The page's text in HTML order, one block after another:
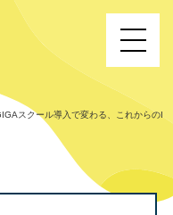
スクール導入で変わる、これからのI